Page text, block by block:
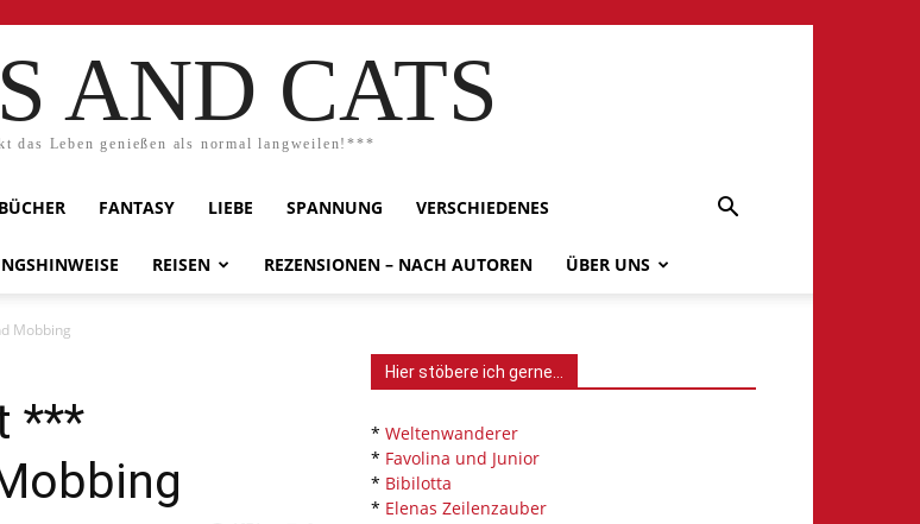
AND CATS
das Leben genießen als normal langweilen!***
FANTASY LIEBE SPANNUNG VERSCHIEDENES
REISEN REZENSIONEN – NACH AUTOREN ÜBER UNS
Mobbing
***
Hier stöbere ich gerne…
* Weltenwanderer
* Favolina und Junior
* Bibilotta
* Elenas Zeilenzauber